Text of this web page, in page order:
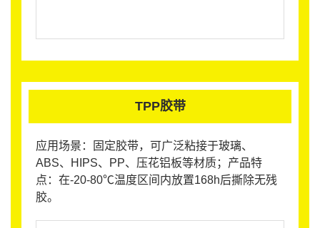
TPP胶带
应用场景：固定胶带，可广泛粘接于玻璃、
ABS、HIPS、PP、压花铝板等材质；产品特
点：在-20-80℃温度区间内放置168h后撕除无残
胶。